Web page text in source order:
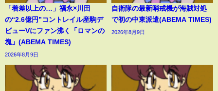
「着差以上の…」福永×川田
の“2.6億円”コントレイル産駒デ
ビューVにファン沸く「ロマンの
塊」(ABEMA TIMES)
2026年8月9日
自衛隊の最新哨戒機が海賊対処
で初の中東派遣(ABEMA TIMES)
2026年8月9日